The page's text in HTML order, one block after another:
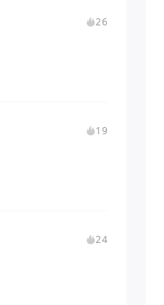
26
19
24